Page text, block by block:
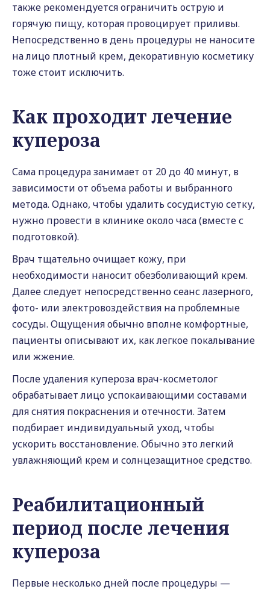
также рекомендуется ограничить острую и
горячую пищу, которая провоцирует приливы.
Непосредственно в день процедуры не наносите
на лицо плотный крем, декоративную косметику
тоже стоит исключить.
Как проходит лечение
купероза
Сама процедура занимает от 20 до 40 минут, в
зависимости от объема работы и выбранного
метода. Однако, чтобы удалить сосудистую сетку,
нужно провести в клинике около часа (вместе с
подготовкой).
Врач тщательно очищает кожу, при
необходимости наносит обезболивающий крем.
Далее следует непосредственно сеанс лазерного,
фото- или электровоздействия на проблемные
сосуды. Ощущения обычно вполне комфортные,
пациенты описывают их, как легкое покалывание
или жжение.
После удаления купероза врач-косметолог
обрабатывает лицо успокаивающими составами
для снятия покраснения и отечности. Затем
подбирает индивидуальный уход, чтобы
ускорить восстановление. Обычно это легкий
увлажняющий крем и солнцезащитное средство.
Реабилитационный
период после лечения
купероза
Первые несколько дней после процедуры —